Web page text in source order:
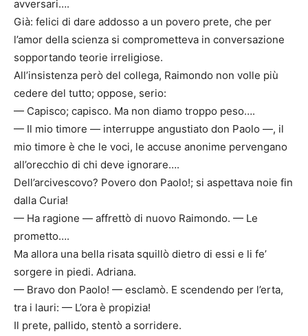
avversari….
Già: felici di dare addosso a un povero prete, che per
l’amor della scienza si comprometteva in conversazione
sopportando teorie irreligiose.
All’insistenza però del collega, Raimondo non volle più
cedere del tutto; oppose, serio:
— Capisco; capisco. Ma non diamo troppo peso….
— Il mio timore — interruppe angustiato don Paolo —, il
mio timore è che le voci, le accuse anonime pervengano
all’orecchio di chi deve ignorare….
Dell’arcivescovo? Povero don Paolo!; si aspettava noie fin
dalla Curia!
— Ha ragione — affrettò di nuovo Raimondo. — Le
prometto….
Ma allora una bella risata squillò dietro di essi e li fe’
sorgere in piedi. Adriana.
— Bravo don Paolo! — esclamò. E scendendo per l’erta,
tra i lauri: — L’ora è propizia!
Il prete, pallido, stentò a sorridere.